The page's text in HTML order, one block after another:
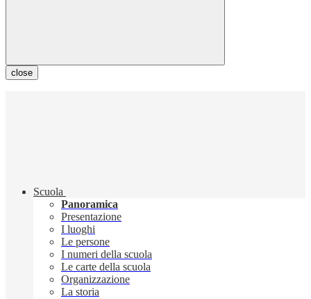
close
Scuola
Panoramica
Presentazione
I luoghi
Le persone
I numeri della scuola
Le carte della scuola
Organizzazione
La storia